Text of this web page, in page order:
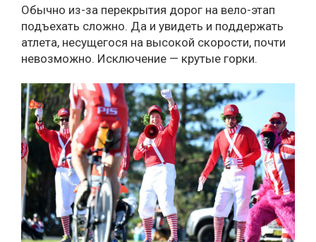
Обычно из-за перекрытия дорог на вело-этап
подъехать сложно. Да и увидеть и поддержать
атлета, несущегося на высокой скорости, почти
невозможно. Исключение — крутые горки.